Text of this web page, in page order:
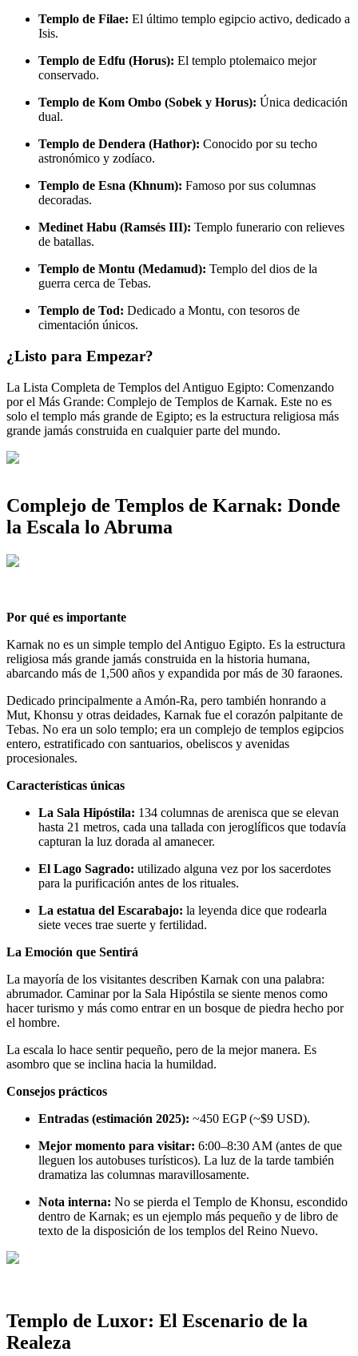
Templo de Filae: El último templo egipcio activo, dedicado a
Isis.
Templo de Edfu (Horus): El templo ptolemaico mejor
conservado.
Templo de Kom Ombo (Sobek y Horus): Única dedicación
dual.
Templo de Dendera (Hathor): Conocido por su techo
astronómico y zodíaco.
Templo de Esna (Khnum): Famoso por sus columnas
decoradas.
Medinet Habu (Ramsés III): Templo funerario con relieves
de batallas.
Templo de Montu (Medamud): Templo del dios de la
guerra cerca de Tebas.
Templo de Tod: Dedicado a Montu, con tesoros de
cimentación únicos.
¿Listo para Empezar?
La Lista Completa de Templos del Antiguo Egipto: Comenzando
por el Más Grande: Complejo de Templos de Karnak. Este no es
solo el templo más grande de Egipto; es la estructura religiosa más
grande jamás construida en cualquier parte del mundo.
Complejo de Templos de Karnak: Donde
la Escala lo Abruma
Por qué es importante
Karnak no es un simple templo del Antiguo Egipto. Es la estructura
religiosa más grande jamás construida en la historia humana,
abarcando más de 1,500 años y expandida por más de 30 faraones.
Dedicado principalmente a Amón-Ra, pero también honrando a
Mut, Khonsu y otras deidades, Karnak fue el corazón palpitante de
Tebas. No era un solo templo; era un complejo de templos egipcios
entero, estratificado con santuarios, obeliscos y avenidas
procesionales.
Características únicas
La Sala Hipóstila: 134 columnas de arenisca que se elevan
hasta 21 metros, cada una tallada con jeroglíficos que todavía
capturan la luz dorada al amanecer.
El Lago Sagrado: utilizado alguna vez por los sacerdotes
para la purificación antes de los rituales.
La estatua del Escarabajo: la leyenda dice que rodearla
siete veces trae suerte y fertilidad.
La Emoción que Sentirá
La mayoría de los visitantes describen Karnak con una palabra:
abrumador. Caminar por la Sala Hipóstila se siente menos como
hacer turismo y más como entrar en un bosque de piedra hecho por
el hombre.
La escala lo hace sentir pequeño, pero de la mejor manera. Es
asombro que se inclina hacia la humildad.
Consejos prácticos
Entradas (estimación 2025): ~450 EGP (~$9 USD).
Mejor momento para visitar: 6:00–8:30 AM (antes de que
lleguen los autobuses turísticos). La luz de la tarde también
dramatiza las columnas maravillosamente.
Nota interna: No se pierda el Templo de Khonsu, escondido
dentro de Karnak; es un ejemplo más pequeño y de libro de
texto de la disposición de los templos del Reino Nuevo.
Templo de Luxor: El Escenario de la
Realeza